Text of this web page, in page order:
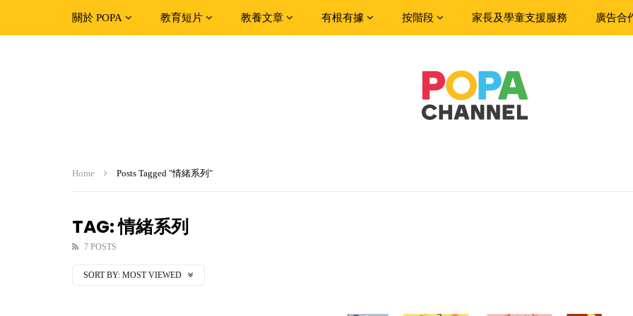
關於 POPA 教育短片 教養文章 有根有據 按階段 家長及學童支援服務 廣告合
Home Posts Tagged "情緒系列"
TAG: 情緒系列
7 POSTS
SORT BY: MOST VIEWED